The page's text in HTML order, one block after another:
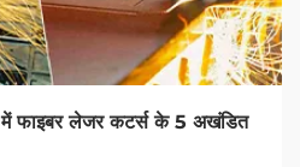
में फाइबर लेजर कटर्स के 5 अखंडित